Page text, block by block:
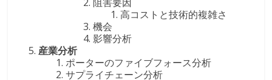
高コストと技術的複雑さ
機会
影響分析
産業分析
ポーターのファイブフォース分析
サプライチェーン分析